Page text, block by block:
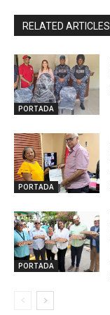
RELATED ARTICLES
PORTADA
PORTADA
PORTADA